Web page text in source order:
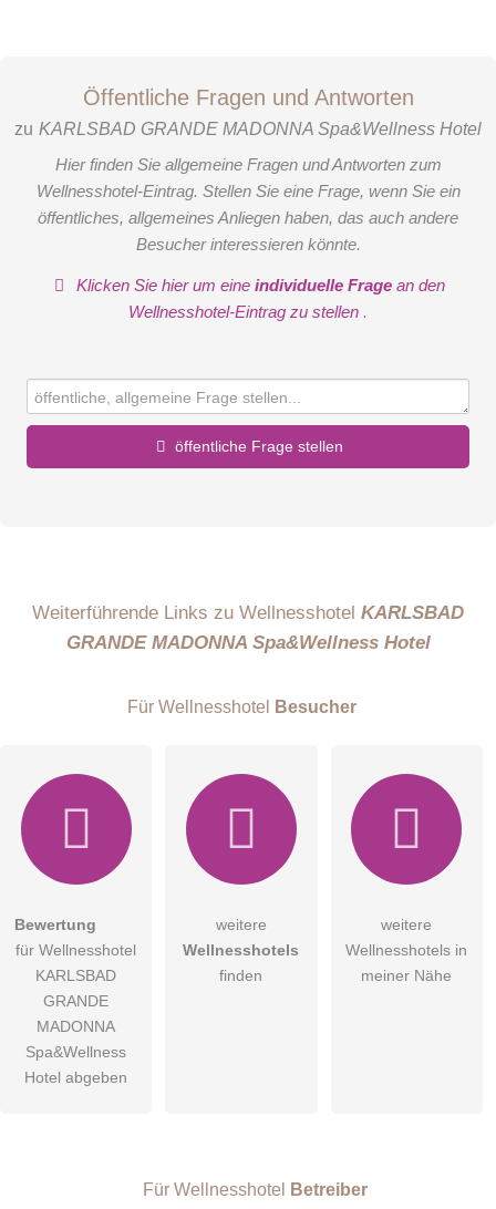
Öffentliche Fragen und Antworten
zu KARLSBAD GRANDE MADONNA Spa&Wellness Hotel
Hier finden Sie allgemeine Fragen und Antworten zum
Wellnesshotel-Eintrag. Stellen Sie eine Frage, wenn Sie ein
öffentliches, allgemeines Anliegen haben, das auch andere
Besucher interessieren könnte.
Klicken Sie hier um eineindividuelle Frage an den
Wellnesshotel-Eintrag zu stellen .
öffentliche Frage stellen
DieDatenschutzerklärunghabe ich zur Kenntnis genommen.
öffentliche Frage stellen
Hinweis:Bitte beachten Sie, öffentliche Fragen sind
Besucher sichtbar
Weiterführende Links zu Wellnesshotel KARLSBAD
GRANDE MADONNA Spa&Wellness Hotel
Für Wellnesshotel Besucher
Bewertung
für Wellnesshotel
KARLSBAD
GRANDE
MADONNA
Spa&Wellness
Hotel abgeben
weitere
Wellnesshotels
finden
weitere
Wellnesshotels in
meiner Nähe
Für Wellnesshotel Betreiber